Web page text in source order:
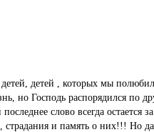
детей , которых мы
но Господь распорядился по
слово всегда остается
страдания и память о них!!! Но